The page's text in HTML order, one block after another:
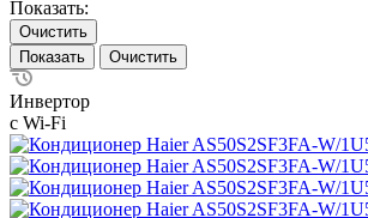
Показать:
Очистить
Очистить
Инвертор
с Wi-Fi